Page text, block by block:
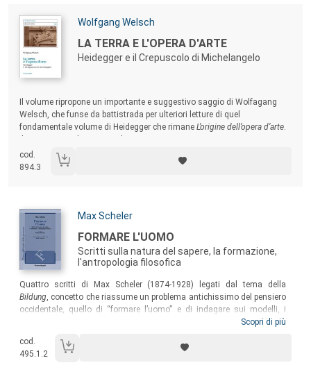
Autori:
Wolfgang Welsch
Titolo:
LA TERRA E L'OPERA D'ARTE
Heidegger e il Crepuscolo di Michelangelo
Il volume ripropone un importante e suggestivo saggio di Wolfagang
Welsch, che funse da battistrada per ulteriori letture di quel
fondamentale volume di Heidegger che rimane L’origine dell’opera d’arte.
appositamente dall’autore, che, tra l’altro, illumina a ritroso il cammino
filosofico percorso dallo stesso Welsch fino ai nostri giorni.
cod.
894.3
Autori:
Max Scheler
Titolo:
FORMARE L'UOMO
Scritti sulla natura del sapere, la formazione,
l'antropologia filosofica
Sommario:
Quattro scritti di Max Scheler (1874-1928) legati dal tema della
Bildung , concetto che riassume un problema antichissimo del pensiero
occidentale, quello di “formare l’uomo” e di indagare sui modelli, i
criteri e le finalità del processo formativo. La formazione assume un
divenire nozione centrale di una concezione metafisica che intende
natura, uomo e Dio come espressioni di uno stesso processo.
Scopri di più
cod.
495.1.2